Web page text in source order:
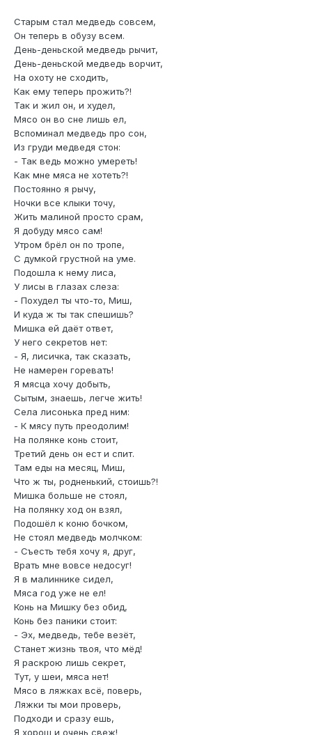
Старым стал медведь совсем,
Он теперь в обузу всем.
День-деньской медведь рычит,
День-деньской медведь ворчит,
На охоту не сходить,
Как ему теперь прожить?!
Так и жил он, и худел,
Мясо он во сне лишь ел,
Вспоминал медведь про сон,
Из груди медведя стон:
- Так ведь можно умереть!
Как мне мяса не хотеть?!
Постоянно я рычу,
Ночки все клыки точу,
Жить малиной просто срам,
Я добуду мясо сам!
Утром брёл он по тропе,
С думкой грустной на уме.
Подошла к нему лиса,
У лисы в глазах слеза:
- Похудел ты что-то, Миш,
И куда ж ты так спешишь?
Мишка ей даёт ответ,
У него секретов нет:
- Я, лисичка, так сказать,
Не намерен горевать!
Я мясца хочу добыть,
Сытым, знаешь, легче жить!
Села лисонька пред ним:
- К мясу путь преодолим!
На полянке конь стоит,
Третий день он ест и спит.
Там еды на месяц, Миш,
Что ж ты, родненький, стоишь?!
Мишка больше не стоял,
На полянку ход он взял,
Подошёл к коню бочком,
Не стоял медведь молчком:
- Съесть тебя хочу я, друг,
Врать мне вовсе недосуг!
Я в малиннике сидел,
Мяса год уже не ел!
Конь на Мишку без обид,
Конь без паники стоит:
- Эх, медведь, тебе везёт,
Станет жизнь твоя, что мёд!
Я раскрою лишь секрет,
Тут, у шеи, мяса нет!
Мясо в ляжках всё, поверь,
Ляжки ты мои проверь,
Подходи и сразу ешь,
Я хорош и очень свеж!